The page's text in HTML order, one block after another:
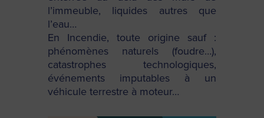
l’immeuble, liquides autres que
l’eau…
En Incendie, toute origine sauf :
phénomènes naturels (foudre…),
catastrophes technologiques,
événements imputables à un
véhicule terrestre à moteur…